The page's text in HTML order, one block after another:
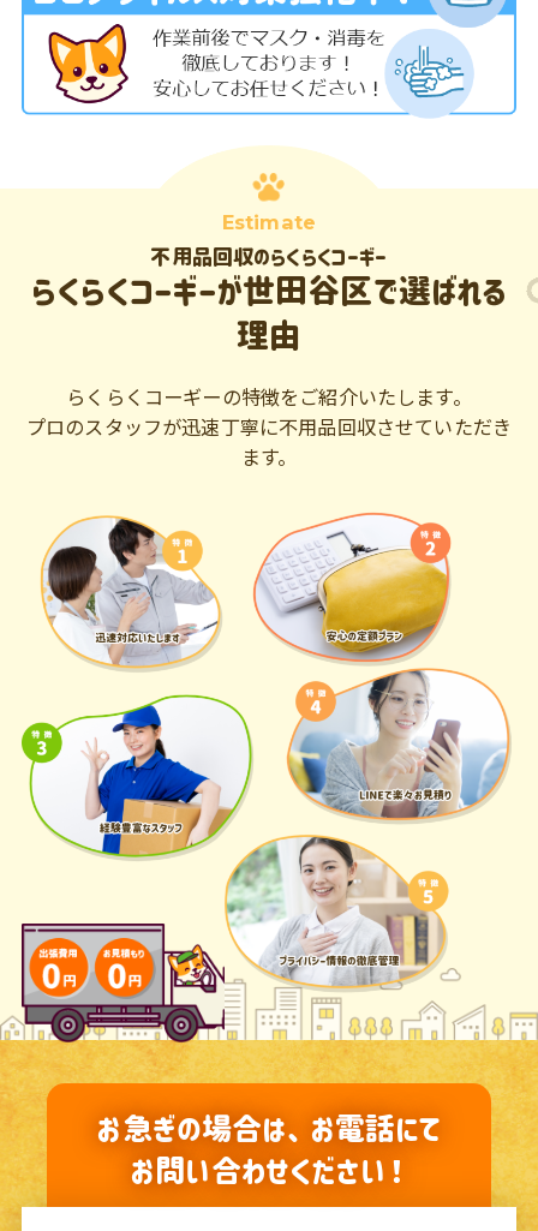
Estimate
不用品回収のらくらくコーギー
らくらくコーギーが世田谷区で選ばれる
理由
らくらくコーギーの特徴をご紹介いたします。
プロのスタッフが迅速丁寧に不用品回収させていただき
ます。
お急ぎの場合は、お電話にて
お問い合わせください！